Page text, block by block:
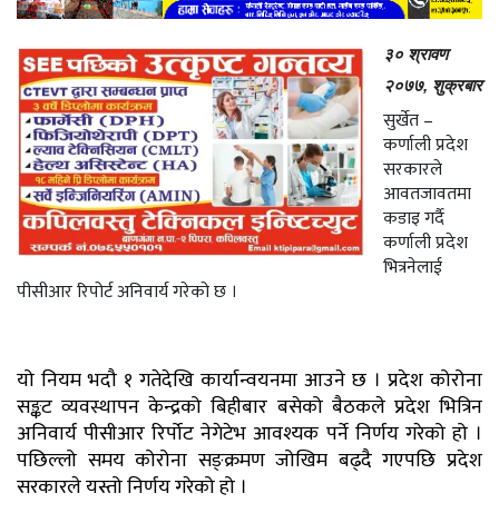
३० श्रावण
२०७७, शुक्रबार
सुर्खेत –
कर्णाली प्रदेश
सरकारले
आवतजावतमा
कडाइ गर्दै
कर्णाली प्रदेश
भित्रनेलाई
पीसीआर रिपोर्ट अनिवार्य गरेको छ ।
यो नियम भदौ १ गतेदेखि कार्यान्वयनमा आउने छ । प्रदेश कोरोना
सङ्कट व्यवस्थापन केन्द्रको बिहीबार बसेको बैठकले प्रदेश भित्रिन
अनिवार्य पीसीआर रिर्पोट नेगेटेभ आवश्यक पर्ने निर्णय गरेको हो ।
पछिल्लो समय कोरोना सङ्क्रमण जोखिम बढ्दै गएपछि प्रदेश
सरकारले यस्तो निर्णय गरेको हो ।